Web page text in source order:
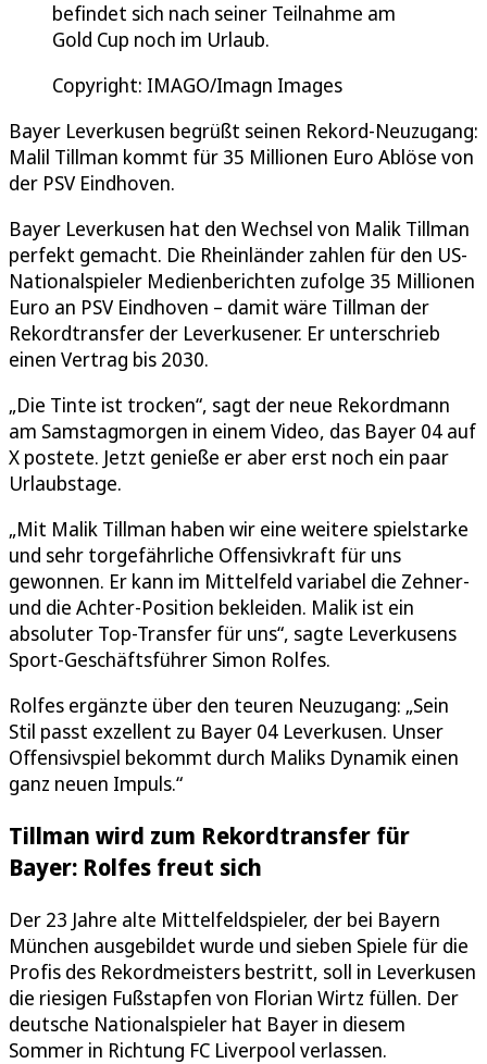
befindet sich nach seiner Teilnahme am
Gold Cup noch im Urlaub.
Copyright: IMAGO/Imagn Images
Bayer Leverkusen begrüßt seinen Rekord-Neuzugang:
Malil Tillman kommt für 35 Millionen Euro Ablöse von
der PSV Eindhoven.
Bayer Leverkusen hat den Wechsel von Malik Tillman
perfekt gemacht. Die Rheinländer zahlen für den US-
Nationalspieler Medienberichten zufolge 35 Millionen
Euro an PSV Eindhoven – damit wäre Tillman der
Rekordtransfer der Leverkusener. Er unterschrieb
einen Vertrag bis 2030.
„Die Tinte ist trocken“, sagt der neue Rekordmann
am Samstagmorgen in einem Video, das Bayer 04 auf
X postete. Jetzt genieße er aber erst noch ein paar
Urlaubstage.
„Mit Malik Tillman haben wir eine weitere spielstarke
und sehr torgefährliche Offensivkraft für uns
gewonnen. Er kann im Mittelfeld variabel die Zehner-
und die Achter-Position bekleiden. Malik ist ein
absoluter Top-Transfer für uns“, sagte Leverkusens
Sport-Geschäftsführer Simon Rolfes.
Rolfes ergänzte über den teuren Neuzugang: „Sein
Stil passt exzellent zu Bayer 04 Leverkusen. Unser
Offensivspiel bekommt durch Maliks Dynamik einen
ganz neuen Impuls.“
Tillman wird zum Rekordtransfer für
Bayer: Rolfes freut sich
Der 23 Jahre alte Mittelfeldspieler, der bei Bayern
München ausgebildet wurde und sieben Spiele für die
Profis des Rekordmeisters bestritt, soll in Leverkusen
die riesigen Fußstapfen von Florian Wirtz füllen. Der
deutsche Nationalspieler hat Bayer in diesem
Sommer in Richtung FC Liverpool verlassen.